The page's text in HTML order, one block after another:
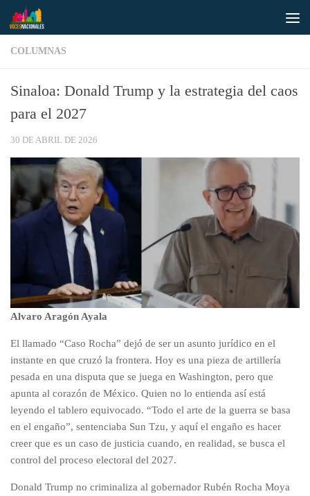
Saltar al contenido
COLUMNAS
Sinaloa: Donald Trump y la estrategia del caos
para el 2027
30 DE ABRIL DE 2026
Alvaro Aragón Ayala
​El llamado “Caso Rocha” dejó de ser un asunto jurídico en el
instante en que cruzó la frontera. Hoy es una pieza de artillería
pesada en una disputa que se juega en Washington, pero que
apunta al corazón de México. Quien no lo entienda así está
leyendo el tablero equivocado. “Todo el arte de la guerra se basa
en el engaño”, sentenciaba Sun Tzu, y aquí el engaño es hacer
creer que es un caso de justicia cuando, en realidad, se busca el
control del proceso electoral del 2027.
​Donald Trump no criminaliza al gobernador Rubén Rocha Moya